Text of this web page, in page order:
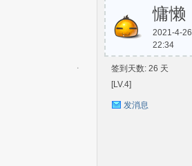
慵懒
2021-4-26
22:34
签到天数: 26 天
[LV.4]
发消息